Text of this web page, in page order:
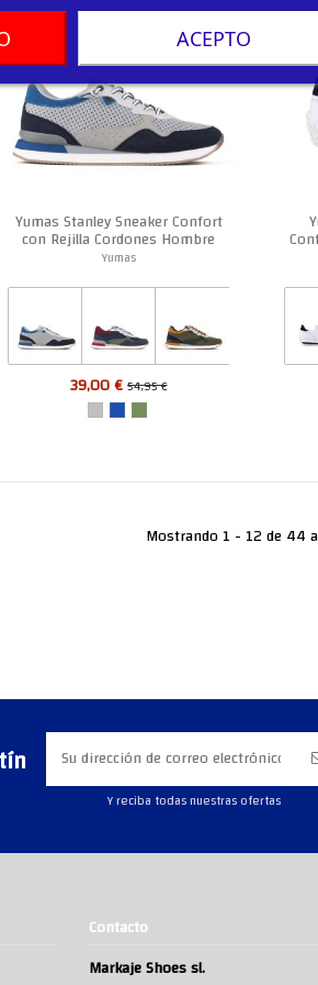
ACEPTO
Yumas Stanley Sneaker Confort
con Rejilla Cordones Hombre
Yumas
39,00 € 54,95 €
Mostrando 1 - 12 de 44
Y reciba todas nuestras ofertas
Contacto
Markaje Shoes sl.